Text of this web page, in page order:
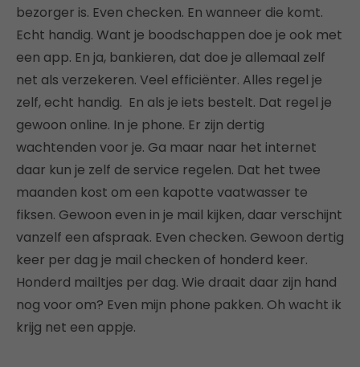
bezorger is. Even checken. En wanneer die komt.
Echt handig. Want je boodschappen doe je ook met
een app. En ja, bankieren, dat doe je allemaal zelf
net als verzekeren. Veel efficiënter. Alles regel je
zelf, echt handig. En als je iets bestelt. Dat regel je
gewoon online. In je phone. Er zijn dertig
wachtenden voor je. Ga maar naar het internet
daar kun je zelf de service regelen. Dat het twee
maanden kost om een kapotte vaatwasser te
fiksen. Gewoon even in je mail kijken, daar verschijnt
vanzelf een afspraak. Even checken. Gewoon dertig
keer per dag je mail checken of honderd keer.
Honderd mailtjes per dag. Wie draait daar zijn hand
nog voor om? Even mijn phone pakken. Oh wacht ik
krijg net een appje.